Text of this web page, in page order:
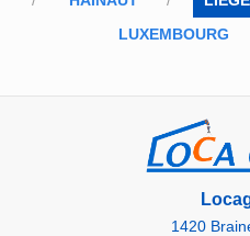
LUXEMBOURG
1420